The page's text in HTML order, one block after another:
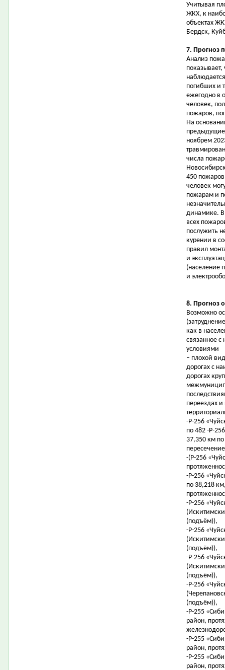
Учитывая
ЖКХ, к
объектах
Бердск,
7. Прогноз
Анализ
погибших и
ежегодно в
человек,
пожаров,
На
предыдущие
ноябрем
числа
450
человек
пожарам и
динамике. В
всех
послужить
курении в
правил
и
(население
и
8. Прогноз
Возможно
как в
связанное
условиями
– плохой
дорогах с
дорогах
переездах
-Р-256
по 482 -Р-
37,350 км
-(Р-256
-Р-256
по 38,218
-Р-256
(подъём)),
-Р-256
(подъём)),
-Р-256
(подъём)),
-Р-256
(подъём)),
-Р-255
район,
-Р-255
район,
-Р-255
район,